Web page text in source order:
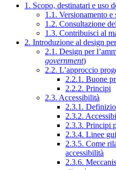
1. Scopo, destinatari e uso
1.1. Versionamento e
1.2. Consultazione
1.3. Contribuisci al
2. Introduzione al design
2.1. Design per
government)
2.2. L’approccio
2.2.1. Buone
2.2.2. Principi
2.3. Accessibilità
2.3.1.
2.3.2.
2.3.3. Principi
2.3.4. Linee
2.3.5. Come
accessibilità
2.3.6.